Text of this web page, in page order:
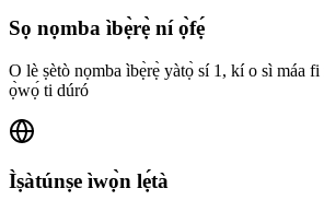
Sọ nọmba ìbẹ̀rẹ̀ ní ọ̀fẹ́
O lè ṣètò nọmba ìbẹ̀rẹ̀ yàtọ̀ sí 1, kí o sì máa
ọ̀wọ́ ti dúró
Ìṣàtúnṣe ìwọ̀n lẹ́tà